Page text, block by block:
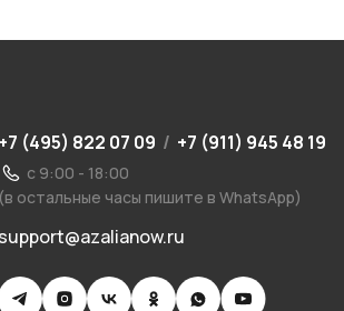
+7 (495) 822 07 09 / +7 (911) 945 48 19
с 9:00 - 18:00
(в остальные часы пишите в WhatsApp)
support@azalianow.ru